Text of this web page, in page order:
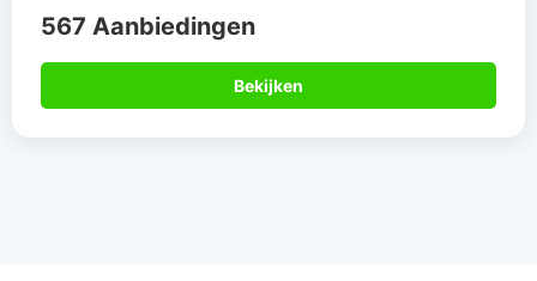
567 Aanbiedingen
Bekijken